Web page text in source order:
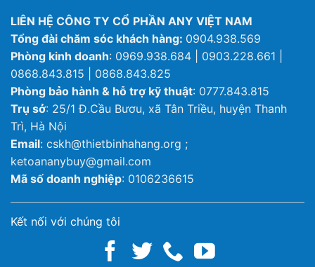
LIÊN HỆ CÔNG TY CỔ PHẦN ANY VIỆT NAM
Tổng đài chăm sóc khách hàng: 0904.938.569
Phòng kinh doanh: 0969.938.684 | 0903.228.661 |
0868.843.815 | 0868.843.825
Phòng bảo hành & hỗ trợ kỹ thuật: 0777.843.815
Trụ sở: 25/1 Đ.Cầu Bươu, xã Tân Triều, huyện Thanh
Trì, Hà Nội
Email: cskh@thietbinhahang.org ;
ketoananybuy@gmail.com
Mã số doanh nghiệp: 0106236615
Kết nối với chúng tôi